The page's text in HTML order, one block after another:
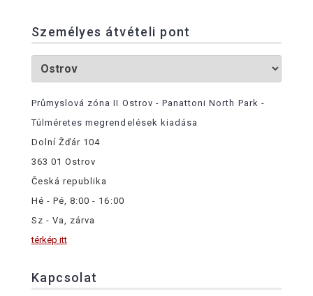
Személyes átvételi pont
Průmyslová zóna II Ostrov - Panattoni North Park -
Túlméretes megrendelések kiadása
Dolní Žďár 104
363 01 Ostrov
Česká republika
Hé - Pé, 8:00 - 16:00
Sz - Va, zárva
térkép itt
Kapcsolat